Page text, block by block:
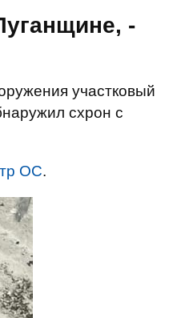
-
участковый
схрон с
ОС.